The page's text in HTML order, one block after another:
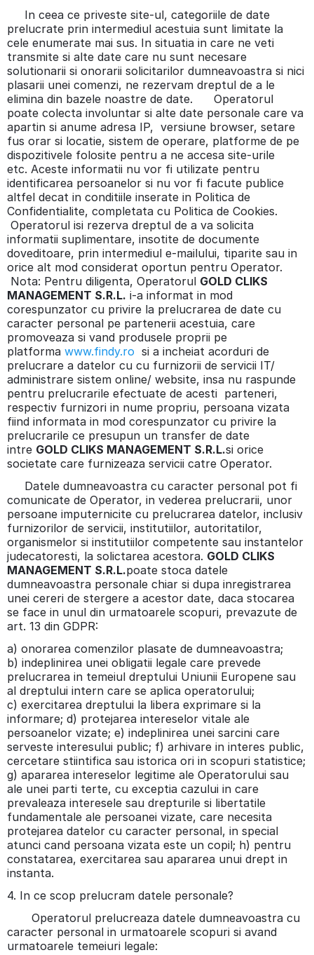
In ceea ce priveste site-ul, categoriile de date
prelucrate prin intermediul acestuia sunt limitate la
cele enumerate mai sus. In situatia in care ne veti
transmite si alte date care nu sunt necesare
solutionarii si onorarii solicitarilor dumneavoastra si nici
plasarii unei comenzi, ne rezervam dreptul de a le
elimina din bazele noastre de date. Operatorul
poate colecta involuntar si alte date personale care va
apartin si anume adresa IP, versiune browser, setare
fus orar si locatie, sistem de operare, platforme de pe
dispozitivele folosite pentru a ne accesa site-urile
etc. Aceste informatii nu vor fi utilizate pentru
identificarea persoanelor si nu vor fi facute publice
altfel decat in conditiile inserate in Politica de
Confidentialite, completata cu Politica de Cookies.
Operatorul isi rezerva dreptul de a va solicita
informatii suplimentare, insotite de documente
doveditoare, prin intermediul e-mailului, tiparite sau in
orice alt mod considerat oportun pentru Operator.
Nota: Pentru diligenta, Operatorul GOLD CLIKS
MANAGEMENT S.R.L. i-a informat in mod
corespunzator cu privire la prelucrarea de date cu
caracter personal pe partenerii acestuia, care
promoveaza si vand produsele proprii pe
platforma www.findy.ro si a incheiat acorduri de
prelucrare a datelor cu cu furnizorii de servicii IT/
administrare sistem online/ website, insa nu raspunde
pentru prelucrarile efectuate de acesti parteneri,
respectiv furnizori in nume propriu, persoana vizata
fiind informata in mod corespunzator cu privire la
prelucrarile ce presupun un transfer de date
intre GOLD CLIKS MANAGEMENT S.R.L.si orice
societate care furnizeaza servicii catre Operator.
Datele dumneavoastra cu caracter personal pot fi
comunicate de Operator, in vederea prelucrarii, unor
persoane imputernicite cu prelucrarea datelor, inclusiv
furnizorilor de servicii, institutiilor, autoritatilor,
organismelor si institutiilor competente sau instantelor
judecatoresti, la solictarea acestora. GOLD CLIKS
MANAGEMENT S.R.L.poate stoca datele
dumneavoastra personale chiar si dupa inregistrarea
unei cereri de stergere a acestor date, daca stocarea
se face in unul din urmatoarele scopuri, prevazute de
art. 13 din GDPR:
a) onorarea comenzilor plasate de dumneavoastra;
b) indeplinirea unei obligatii legale care prevede
prelucrarea in temeiul dreptului Uniunii Europene sau
al dreptului intern care se aplica operatorului;
c) exercitarea dreptului la libera exprimare si la
informare; d) protejarea intereselor vitale ale
persoanelor vizate; e) indeplinirea unei sarcini care
serveste interesului public; f) arhivare in interes public,
cercetare stiintifica sau istorica ori in scopuri statistice;
g) apararea intereselor legitime ale Operatorului sau
ale unei parti terte, cu exceptia cazului in care
prevaleaza interesele sau drepturile si libertatile
fundamentale ale persoanei vizate, care necesita
protejarea datelor cu caracter personal, in special
atunci cand persoana vizata este un copil; h) pentru
constatarea, exercitarea sau apararea unui drept in
instanta.
4. In ce scop prelucram datele personale?
Operatorul prelucreaza datele dumneavoastra cu
caracter personal in urmatoarele scopuri si avand
urmatoarele temeiuri legale: